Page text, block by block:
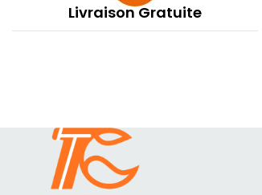
Livraison Gratuite